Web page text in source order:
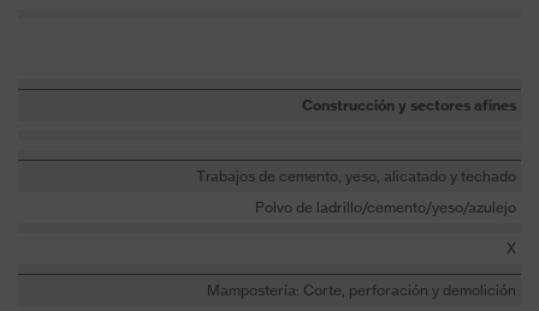
Construcción y sectores afines
Trabajos de cemento, yeso, alicatado y techado
Polvo de ladrillo/cemento/yeso/azulejo
X
Mampostería: Corte, perforación y demolición